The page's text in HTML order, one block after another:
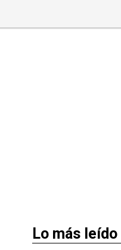
Lo más leído